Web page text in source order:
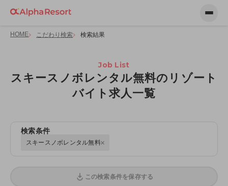
HOME こだわり検索 検索結果
Job List
スキースノボレンタル無料のリゾート
バイト求人一覧
検索条件
スキースノボレンタル無料
この検索条件を保存する